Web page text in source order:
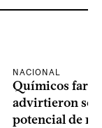
NACIONAL
Químicos
advirtieron
potencial de